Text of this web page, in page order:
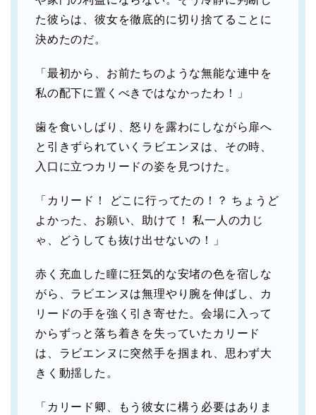
た彼らは、彼女を徹底的に切り捨てることに
決めたのだ。
「最初から、お前たちのような無能な連中を
私の配下に置くべきではなかったわ！」
歯を食いしばり、怒りを露わにしながら扉へ
と引きずられていくラビエンヌは、その時、
入口に立つカリードの姿を見つけた。
「カリード！ どこに行ってたの！？ ちょうど
よかった、お願い、助けて！ 私一人の力じ
ゃ、どうしても抜け出せないの！」
赤く充血した瞳に狂気的な安堵の色を宿しな
がら、ラビエンヌは無理やり腕を伸ばし、カ
リードの手を強く引き寄せた。会場に入って
からずっと落ち着きを失っていたカリード
は、ラビエンヌに突然手を掴まれ、思わず大
きく動揺した。
「カリード卿、もう彼女に構う必要はありま